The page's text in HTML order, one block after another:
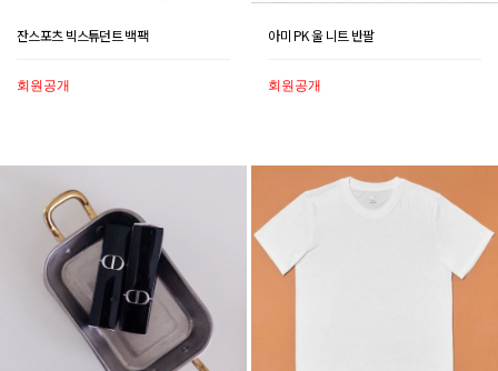
잔스포츠 빅스튜던트 백팩
회원공개
아미 PK 울 니트 반팔
회원공개